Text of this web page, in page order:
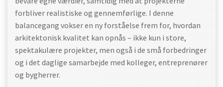
forbliver realistiske og gennemførlige. I denne
balancegang vokser en ny forståelse frem for, hvordan
arkitektonisk kvalitet kan opnås – ikke kun i store,
spektakulære projekter, men også i de små forbedringer
og i det daglige samarbejde med kolleger, entreprenører
og bygherrer.